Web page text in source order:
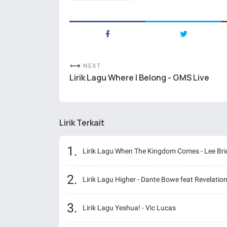
NEXT
Lirik Lagu Where I Belong - GMS Live
Lirik Terkait
Lirik Lagu When The Kingdom Comes - Lee
Lirik Lagu Higher - Dante Bowe feat
Lirik Lagu Yeshua! - Vic Lucas